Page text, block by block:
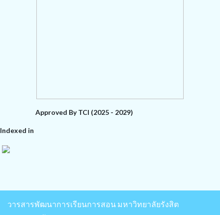
Approved By TCI (2025 - 2029)
Indexed in
วารสารพัฒนาการเรียนการสอน มหาวิทยาลัยรังสิต